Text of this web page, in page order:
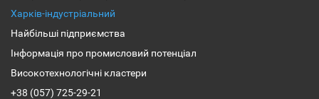
Харків-індустріальний
Найбільші підприємства
Інформація про промисловий потенціал
Високотехнологічні кластери
+38 (057) 725-29-21